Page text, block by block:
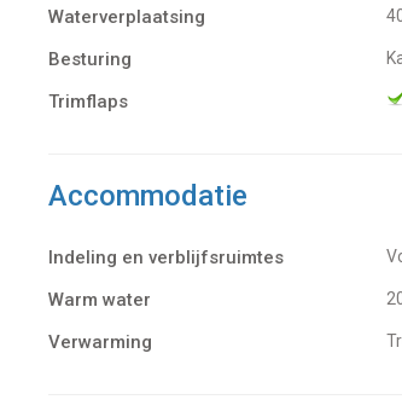
Waterverplaatsing
Besturing
Trimflaps
Accommodatie
Indeling en verblijfsruimtes
Warm water
Verwarming